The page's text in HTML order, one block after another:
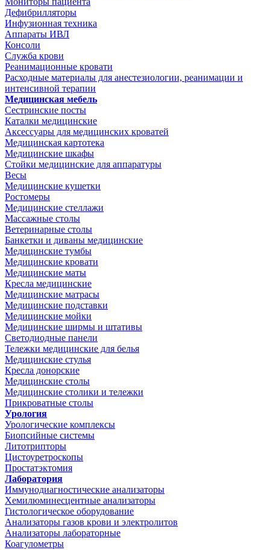
Дефибрилляторы
Инфузионная техника
Аппараты ИВЛ
Консоли
Служба крови
Реанимационные кровати
Расходные материалы для анестезиологии, реанимации и
интенсивной терапии
Медицинская мебель
Сестринские посты
Каталки медицинские
Аксессуары для медицинских кроватей
Медицинская картотека
Медицинские шкафы
Стойки медицинские для аппаратуры
Весы
Медицинские кушетки
Ростомеры
Медицинские стеллажи
Массажные столы
Ветеринарные столы
Банкетки и диваны медицинские
Медицинские тумбы
Медицинские кровати
Медицинские маты
Кресла медицинские
Медицинские матрасы
Медицинские подставки
Медицинские мойки
Медицинские ширмы и штативы
Светодиодные панели
Тележки медицинские для белья
Медицинские стулья
Кресла донорские
Медицинские столы
Медицинские столики и тележки
Прикроватные столы
Урология
Урологические комплексы
Биопсийные системы
Литотрипторы
Цистоуретроскопы
Простатэктомия
Лаборатория
Иммунодиагностические анализаторы
Хемилюминесцентные анализаторы
Гистологическое оборудование
Анализаторы газов крови и электролитов
Анализаторы лабораторные
Коагулометры